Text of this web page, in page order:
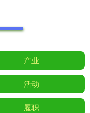
产业
活动
履职